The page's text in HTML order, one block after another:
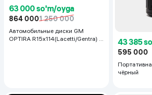
63 000 so'm/oyga
864 0001 250 000
Автомобильные диски GM
OPTIRA R15x114(Lacetti/Gentra) 1
43 385
595 000
чёрный